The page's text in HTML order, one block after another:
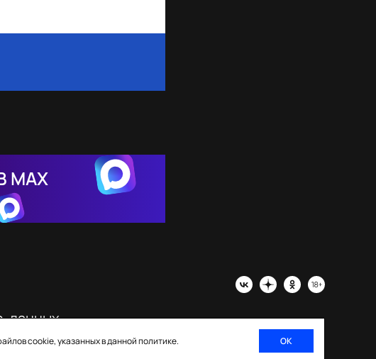
cookie, указанных в данной политике. ОК
данных